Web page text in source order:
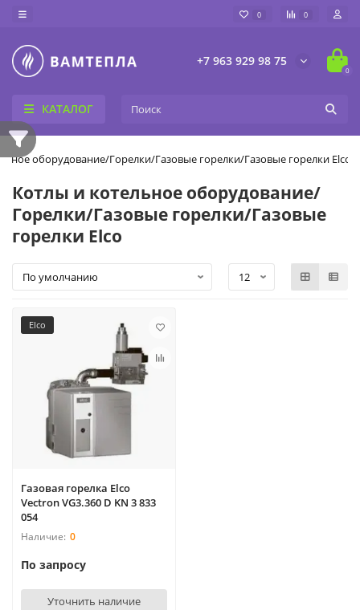
0 0
+7 963 929 98 75
0
КАТАЛОГ
оборудование/Горелки/Газовые горелки/Газовые горелки Elco
Котлы и котельное оборудование/
Горелки/Газовые горелки/Газовые
горелки Elco
Elco
Газовая горелка Elco
Vectron VG3.360 D KN 3 833
054
0
По запросу
Уточнить наличие